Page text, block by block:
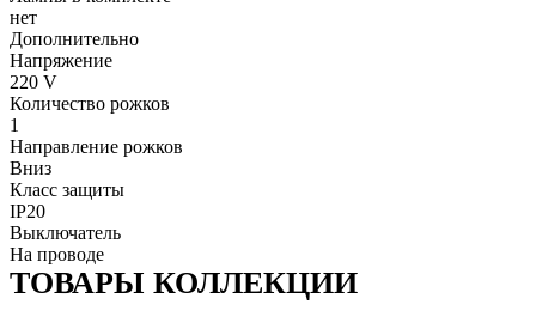
нет
Дополнительно
Напряжение
220 V
Количество рожков
1
Направление рожков
Вниз
Класс защиты
IP20
Выключатель
На проводе
ТОВАРЫ КОЛЛЕКЦИИ